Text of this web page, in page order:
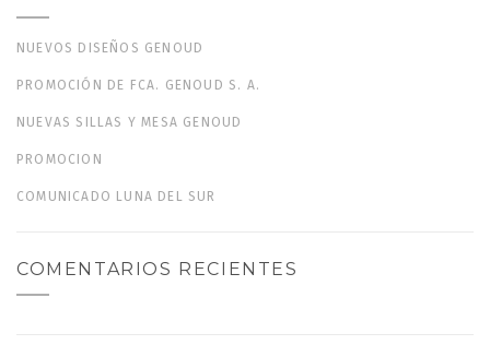
NUEVOS DISEÑOS GENOUD
PROMOCIÓN DE FCA. GENOUD S. A.
NUEVAS SILLAS Y MESA GENOUD
PROMOCION
COMUNICADO LUNA DEL SUR
COMENTARIOS RECIENTES